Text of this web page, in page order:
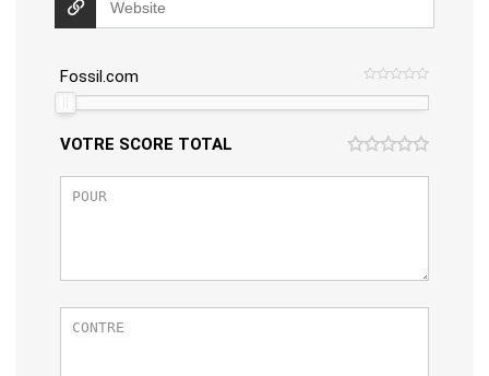
Fossil.com
VOTRE SCORE TOTAL